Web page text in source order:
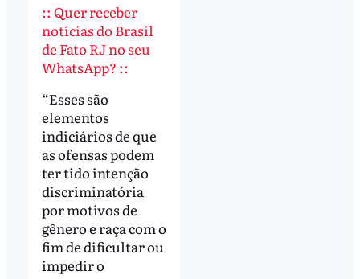
:: Quer receber
notícias do Brasil
de Fato RJ no seu
WhatsApp? ::
“Esses são
elementos
indiciários de que
as ofensas podem
ter tido intenção
discriminatória
por motivos de
gênero e raça com o
fim de dificultar ou
impedir o